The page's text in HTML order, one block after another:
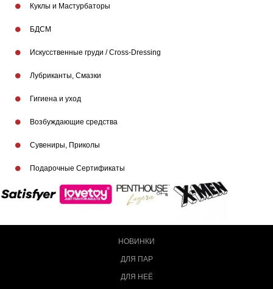
Куклы и Мастурбаторы
БДСМ
Искусственные груди / Cross-Dressing
Лубриканты, Смазки
Гигиена и уход
Возбуждающие средства
Сувениры, Приколы
Подарочные Сертификаты
НОВИНКИ
ДЛЯ ПАР
ДЛЯ НЕЁ